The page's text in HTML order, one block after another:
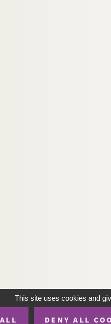
This site uses cookies and
DENY ALL